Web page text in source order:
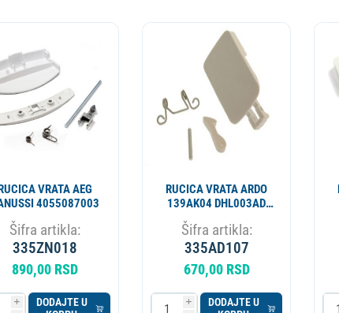
RUCICA VRATA AEG
4055087003
Šifra artikla:
335ZN018
890,00 RSD
i
DODAJTE U
RUCICA VRATA ARDO
139AK04 DHL003AD
Šifra artikla:
335AD107
670,00 RSD
i
DODAJTE U